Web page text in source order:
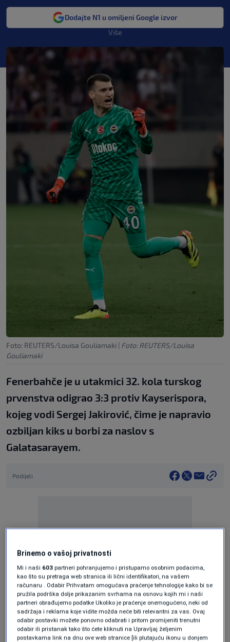
Dodajte N1 u omiljeni Google izvor
Više
Foto: REUTERS/Louisa Gouliamaki | Foto: REUTERS/Louisa
Gouliamaki
Fenerbahče je u utakmici 32. kola turskog
prvenstva odigrao 3:3 protiv Kayserispora,
kojeg vodi Sergej Jakirović, čime je napravio
ozbiljan kiks u borbi za naslov s
Galatasarayem.
Podijeli
Ekipa koju vodi bivši trener Dinama povela je
Brinemo o vašoj privatnosti
Mi i naši 603 partneri pohranjujemo i pristupamo osobnim podacima,
kao što su pretraga web stranica ili lični identifikatori, na vašem
računaru . Odabir Prihvatam omogućava praćenje tehnologije kako bi se
pružila podrška dolje prikazanim svrhama na osnovu kojih mi i naši
partneri obrađujemo podatke Ukoliko je praćenje onemogućeno, neki od
sadržaja i reklama koje vidite možda neće biti relevantni za vas. Ovaj
odabir postavki možete ponovno odabrati i pritom promijeniti trenutni
odabir ili pristanak tako što ćete kliknuti na Upravljaj željenim
postavkama link na dnu ove web stranice [ili plutajuću ikonu u donjem